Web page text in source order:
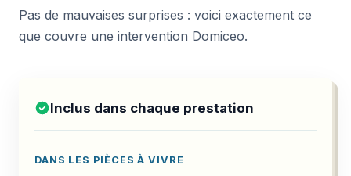
Pas de mauvaises surprises : voici exactement ce
que couvre une intervention Domiceo.
Inclus dans chaque prestation
DANS LES PIÈCES À VIVRE